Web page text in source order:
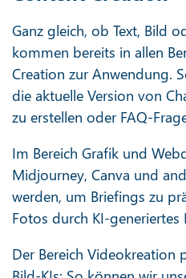
Ganz gleich, ob Text, Bild
kommen bereits in allen
Creation zur Anwendung.
die aktuelle Version von
zu erstellen oder FAQ-
Im Bereich Grafik und
Midjourney, Canva und
werden, um Briefings zu
Fotos durch KI-generiertes
Der Bereich Videokreation